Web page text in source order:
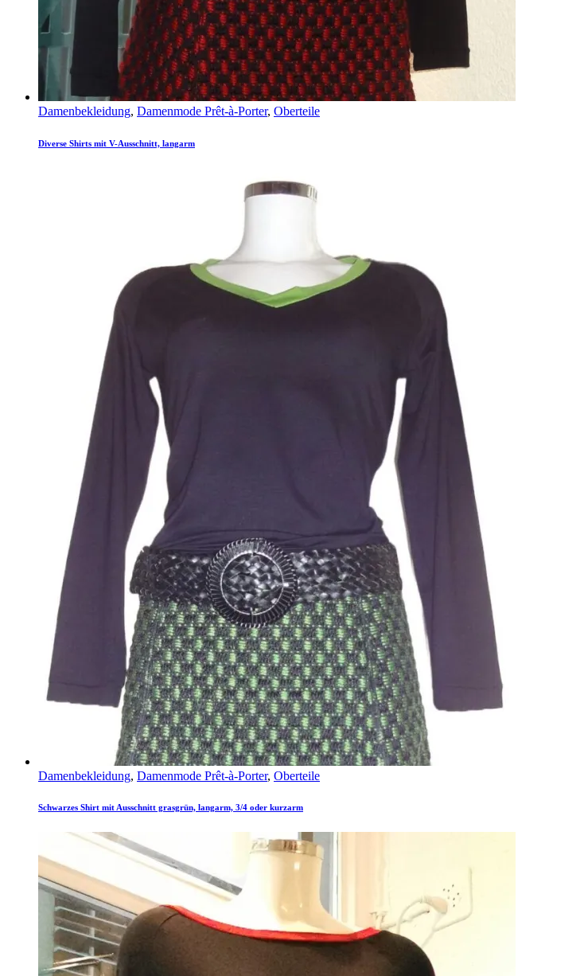
Damenbekleidung, Damenmode Prêt-à-Porter, Oberteile
Diverse Shirts mit V-Ausschnitt, langarm
Damenbekleidung, Damenmode Prêt-à-Porter, Oberteile
Schwarzes Shirt mit Ausschnitt grasgrün, langarm, 3/4 oder kurzarm